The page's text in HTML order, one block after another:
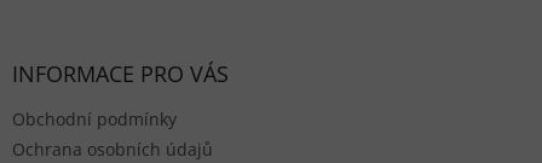
INFORMACE PRO VÁS
Obchodní podmínky
Ochrana osobních údajů